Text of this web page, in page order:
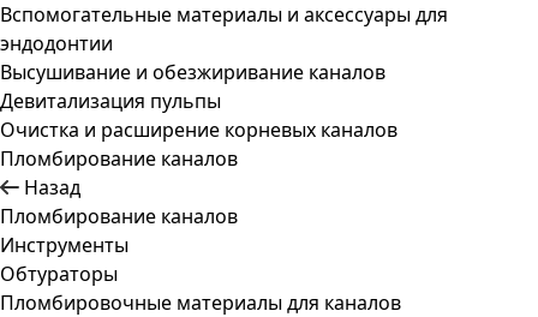
Вспомогательные материалы и аксессуары для
эндодонтии
Высушивание и обезжиривание каналов
Девитализация пульпы
Очистка и расширение корневых каналов
Пломбирование каналов
Назад
Пломбирование каналов
Инструменты
Обтураторы
Пломбировочные материалы для каналов